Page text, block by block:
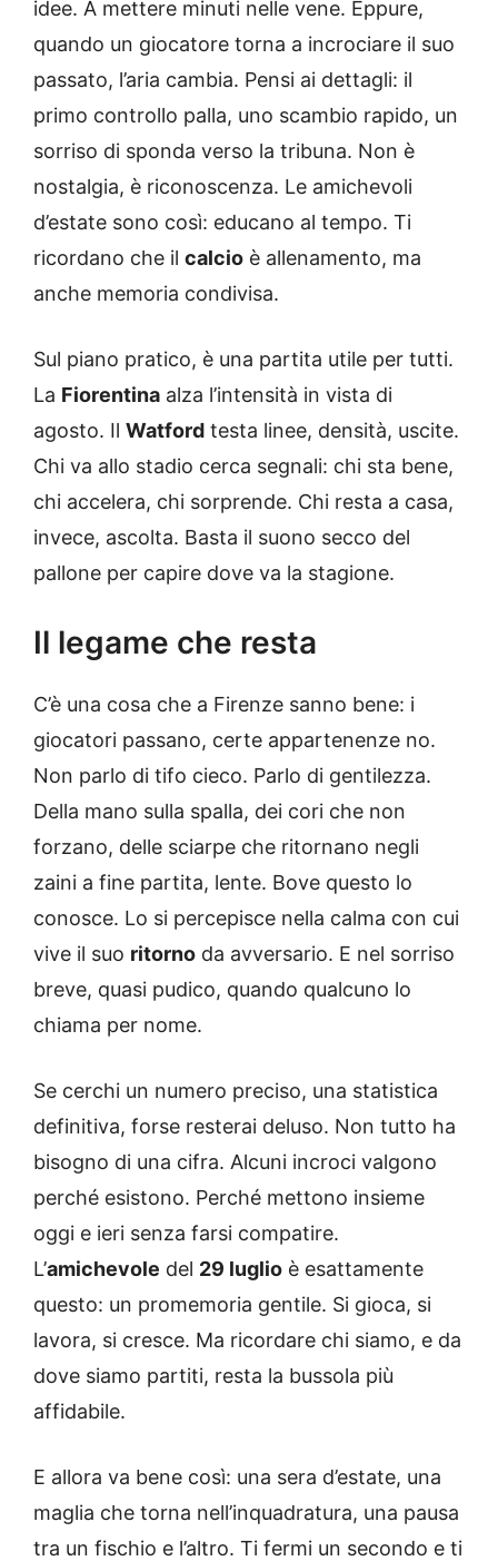
idee. A mettere minuti nelle vene. Eppure,
quando un giocatore torna a incrociare il suo
passato, l’aria cambia. Pensi ai dettagli: il
primo controllo palla, uno scambio rapido, un
sorriso di sponda verso la tribuna. Non è
nostalgia, è riconoscenza. Le amichevoli
d’estate sono così: educano al tempo. Ti
ricordano che il calcio è allenamento, ma
anche memoria condivisa.
Sul piano pratico, è una partita utile per tutti.
La Fiorentina alza l’intensità in vista di
agosto. Il Watford testa linee, densità, uscite.
Chi va allo stadio cerca segnali: chi sta bene,
chi accelera, chi sorprende. Chi resta a casa,
invece, ascolta. Basta il suono secco del
pallone per capire dove va la stagione.
Il legame che resta
C’è una cosa che a Firenze sanno bene: i
giocatori passano, certe appartenenze no.
Non parlo di tifo cieco. Parlo di gentilezza.
Della mano sulla spalla, dei cori che non
forzano, delle sciarpe che ritornano negli
zaini a fine partita, lente. Bove questo lo
conosce. Lo si percepisce nella calma con cui
vive il suo ritorno da avversario. E nel sorriso
breve, quasi pudico, quando qualcuno lo
chiama per nome.
Se cerchi un numero preciso, una statistica
definitiva, forse resterai deluso. Non tutto ha
bisogno di una cifra. Alcuni incroci valgono
perché esistono. Perché mettono insieme
oggi e ieri senza farsi compatire.
L’amichevole del 29 luglio è esattamente
questo: un promemoria gentile. Si gioca, si
lavora, si cresce. Ma ricordare chi siamo, e da
dove siamo partiti, resta la bussola più
affidabile.
E allora va bene così: una sera d’estate, una
maglia che torna nell’inquadratura, una pausa
tra un fischio e l’altro. Ti fermi un secondo e ti